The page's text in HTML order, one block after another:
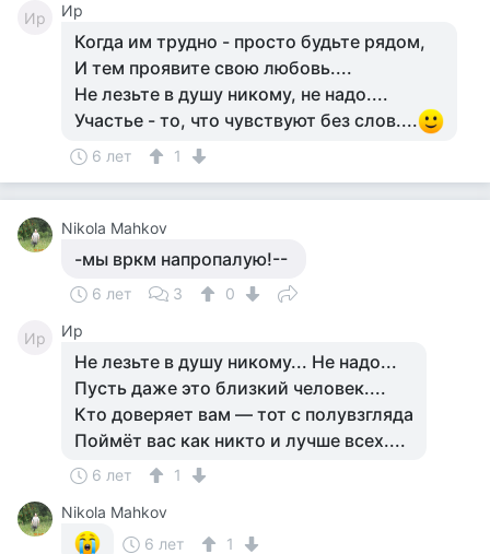
Ир Ир
Когда им трудно - просто будьте рядом,
И тем проявите свою любовь....
Не лезьте в душу никому, не надо....
Участье - то, что чувствуют без слов....
6 лет 1
Nikola Mahkov
-мы вркм напропалую!--
6 лет 3 0
Ир Ир
Не лезьте в душу никому... Не надо...
Пусть даже это близкий человек....
Кто доверяет вам — тот с полувзгляда
Поймёт вас как никто и лучше всех....
6 лет
1
Nikola Mahkov
6 лет
1